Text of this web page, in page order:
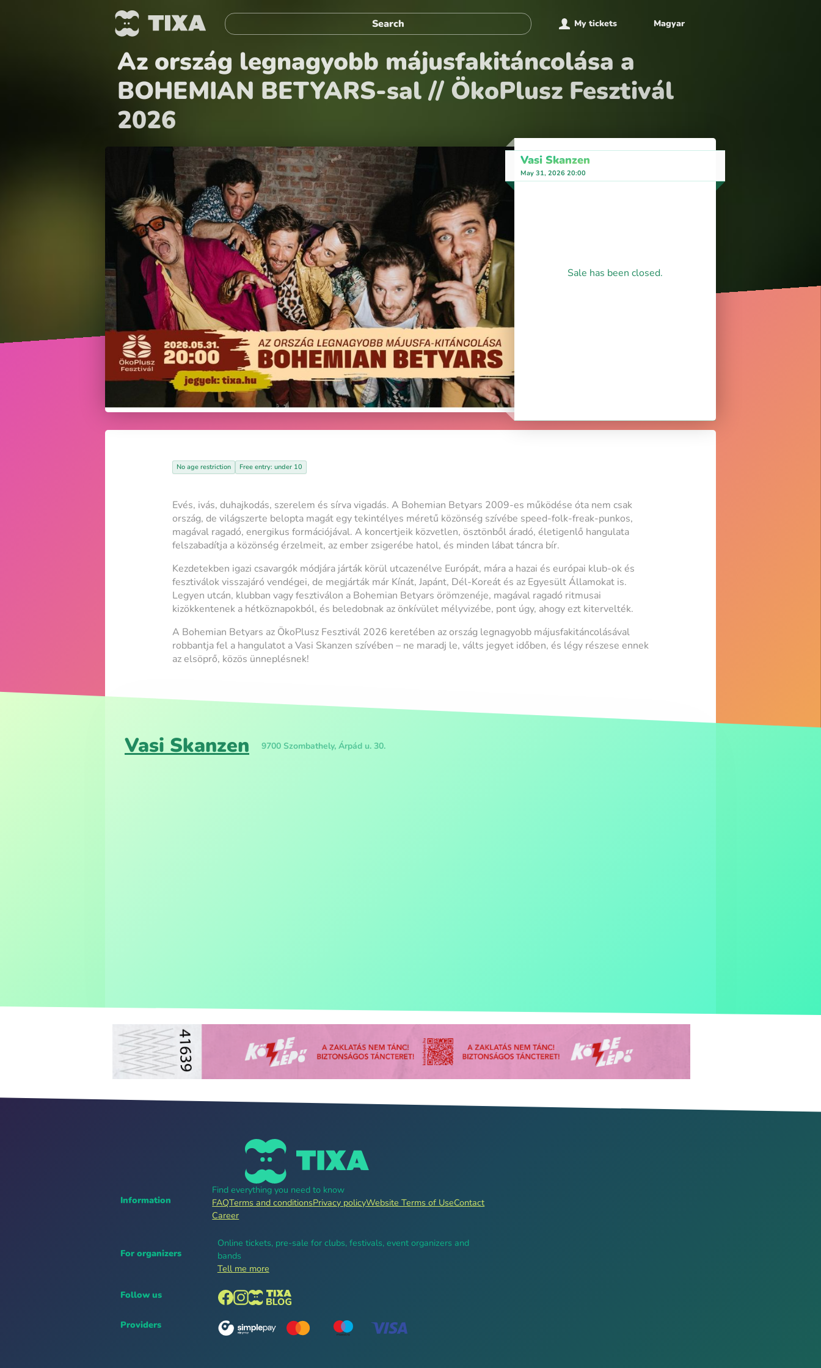
My tickets Magyar
Az ország legnagyobb májusfakitáncolása a
BOHEMIAN BETYARS-sal // ÖkoPlusz Fesztivál
2026
Vasi Skanzen
May 31, 2026 20:00
Sale has been closed.
No age restriction Free entry: under 10
Evés, ivás, duhajkodás, szerelem és sírva vigadás. A Bohemian Betyars 2009-es működése óta nem csak
ország, de világszerte belopta magát egy tekintélyes méretű közönség szívébe speed-folk-freak-punkos,
magával ragadó, energikus formációjával. A koncertjeik közvetlen, ösztönből áradó, életigenlő hangulata
felszabadítja a közönség érzelmeit, az ember zsigerébe hatol, és minden lábat táncra bír.
Kezdetekben igazi csavargók módjára járták körül utcazenélve Európát, mára a hazai és európai klub-ok és
fesztiválok visszajáró vendégei, de megjárták már Kínát, Japánt, Dél-Koreát és az Egyesült Államokat is.
Legyen utcán, klubban vagy fesztiválon a Bohemian Betyars örömzenéje, magával ragadó ritmusai
kizökkentenek a hétköznapokból, és beledobnak az önkívület mélyvizébe, pont úgy, ahogy ezt kitervelték.
A Bohemian Betyars az ÖkoPlusz Fesztivál 2026 keretében az ország legnagyobb májusfakitáncolásával
robbantja fel a hangulatot a Vasi Skanzen szívében – ne maradj le, válts jegyet időben, és légy részese ennek
az elsöprő, közös ünneplésnek!
Vasi Skanzen 9700 Szombathely, Árpád u. 30.
Information
Find everything you need to know
FAQTerms and conditionsPrivacy policyWebsite Terms of UseContact
Career
For organizers
Online tickets, pre-sale for clubs, festivals, event organizers and
bands
Tell me more
Follow us
Providers